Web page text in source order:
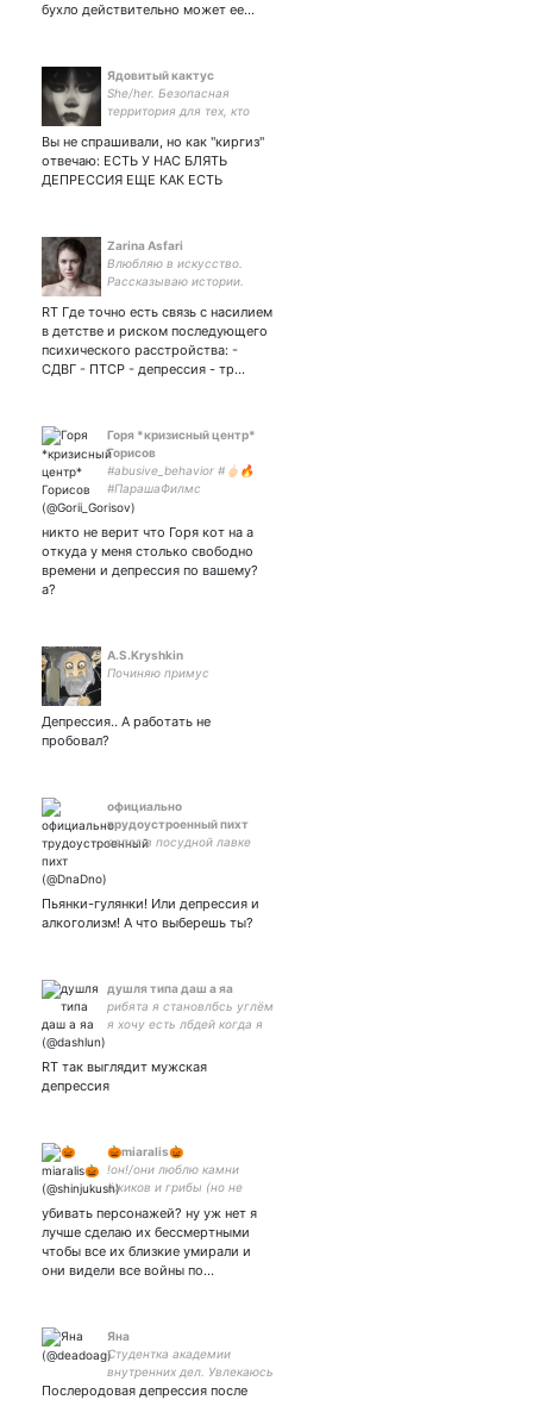
бухло действительно может ее…
Ядовитый кактус
She/her. Безопасная
территория для тех, кто
account:
Вы не спрашивали, но как "киргиз"
отвечаю: ЕСТЬ У НАС БЛЯТЬ
ДЕПРЕССИЯ ЕЩЕ КАК ЕСТЬ
Zarina Asfari
Влюбляю в искусство.
Рассказываю истории.
о великих художниках, а не
о себе. Дзен:
RT Где точно есть связь с насилием
в детстве и риском последующего
психического расстройства: -
СДВГ - ПТСР - депрессия - тр…
Горя *кризисный центр*
Горисов
#abusive_behavior #🖕🏻🔥
#ПарашаФилмс
#ПриветКакДела за хуёвый
вломить сторонник
объективизма чья-то
субличность anxious–
никто не верит что Горя кот на а
откуда у меня столько свободно
времени и депрессия по вашему?
а?
A.S.Kryshkin
Починяю примус
Депрессия.. А работать не
пробовал?
официально
трудоустроенный пихт
сапог в посудной лавке
Пьянки-гулянки! Или депрессия и
алкоголизм! А что выберешь ты?
душля типа даш а яа
рибята я становлбсь углём
я хочу есть лбдей когда я
улицей
RT так выглядит мужская
депрессия
🎃miaralis🎃
!он!/они люблю камни
ёжиков и грибы (но не
убивать персонажей? ну уж нет я
лучше сделаю их бессмертными
чтобы все их близкие умирали и
они видели все войны по…
Яна
Студентка академии
внутренних дел. Увлекаюсь
криминологией.
Послеродовая депрессия после